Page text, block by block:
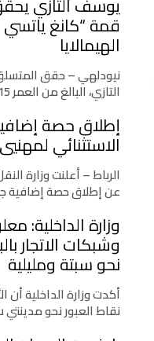
الهيمالايا
نيودلهي – حقق
التازي، البالغ من العمر 15 سنة، إنجازًا …
إطلاق حصة
الاستثنائي
الرباط – أعلنت وزارة
عن إطلاق حصة إضافية
وزارة الداخلية:
وشبكات الاتجار
نحو سبتة ومليلية
أكدت وزارة الداخلية أن
نقاط العبور نحو